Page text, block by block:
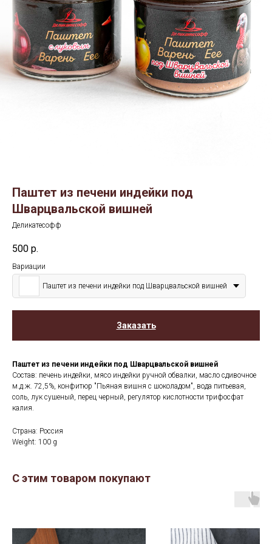
Паштет из печени индейки под
Шварцвальской вишней
Деликатесофф
500 р.
Вариации
Паштет из печени индейки под Шварцвальской вишней
Заказать
Паштет из печени индейки под Шварцвальской вишней
Состав: печень индейки, мясо индейки ручной обвалки, масло сдивочное
м.д.ж. 72,5%, конфитюр "Пьяная вишня с шоколадом", вода питьевая,
соль, лук сушеный, перец черный, регулятор кислотности трифосфат
калия.
Страна: Россия
Weight: 100 g
С этим товаром покупают
Сыры
Мероприятия